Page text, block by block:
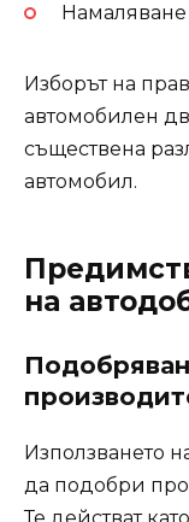
Изборът на
автомобилен
съществена
автомобил.
на
Използването
да подобри